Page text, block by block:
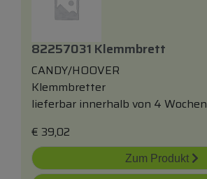
82257031 Klemmbrett
CANDY/HOOVER
Klemmbretter
lieferbar innerhalb von 4 Wochen
€ 39,02
Zum Produkt